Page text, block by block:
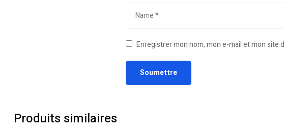
Enregistrer mon nom, mon e-mail et mon site
Produits similaires